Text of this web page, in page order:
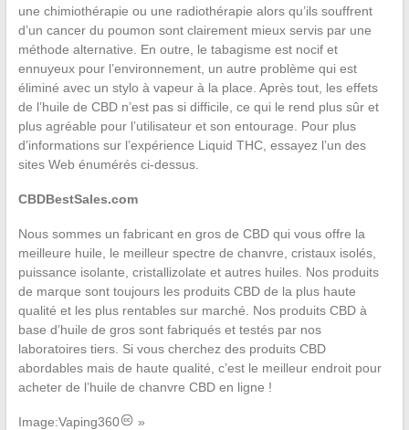
une chimiothérapie ou une radiothérapie alors qu’ils souffrent
d’un cancer du poumon sont clairement mieux servis par une
méthode alternative. En outre, le tabagisme est nocif et
ennuyeux pour l’environnement, un autre problème qui est
éliminé avec un stylo à vapeur à la place. Après tout, les effets
de l’huile de CBD n’est pas si difficile, ce qui le rend plus sûr et
plus agréable pour l’utilisateur et son entourage. Pour plus
d’informations sur l’expérience Liquid THC, essayez l’un des
sites Web énumérés ci-dessus.
CBDBestSales.com
Nous sommes un fabricant en gros de CBD qui vous offre la
meilleure huile, le meilleur spectre de chanvre, cristaux isolés,
puissance isolante, cristallizolate et autres huiles. Nos produits
de marque sont toujours les produits CBD de la plus haute
qualité et les plus rentables sur marché. Nos produits CBD à
base d’huile de gros sont fabriqués et testés par nos
laboratoires tiers. Si vous cherchez des produits CBD
abordables mais de haute qualité, c’est le meilleur endroit pour
acheter de l’huile de chanvre CBD en ligne !
Image:Vaping360 »